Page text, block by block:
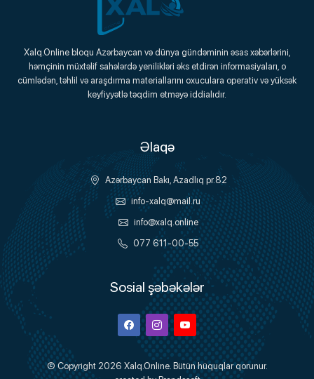
Xalq.Online
Onlayn Platforma
Xalq.Online bloqu Azərbaycan və dünya gündəminin əsas xəbərlərini,
həmçinin müxtəlif sahələrdə yenilikləri əks etdirən informasiyaları, o
cümlədən, təhlil və araşdırma materiallarını oxuculara operativ və yüksək
keyfiyyətlə təqdim etməyə iddialıdır.
Əlaqə
Azərbaycan Bakı, Azadlıq pr.82
info-xalq@mail.ru
info@xalq.online
077 611-00-55
Sosial şəbəkələr
FacebookInstagramYoutube
© Copyright 2026 Xalq.Online. Bütün hüquqlar qorunur.